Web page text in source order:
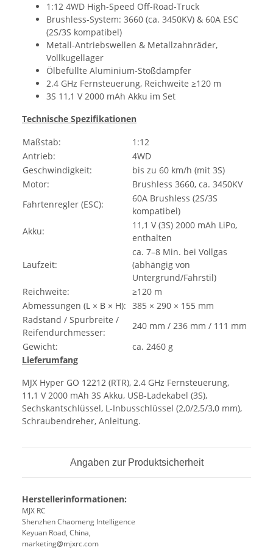
1:12 4WD High-Speed Off-Road-Truck
Brushless-System: 3660 (ca. 3450KV) & 60A ESC
(2S/3S kompatibel)
Metall-Antriebswellen & Metallzahnräder,
Vollkugellager
Ölbefüllte Aluminium-Stoßdämpfer
2.4 GHz Fernsteuerung, Reichweite ≥120 m
3S 11,1 V 2000 mAh Akku im Set
Technische Spezifikationen
Maßstab:
1:12
Antrieb:
4WD
Geschwindigkeit:
bis zu 60 km/h (mit 3S)
Motor:
Brushless 3660, ca. 3450KV
Fahrtenregler (ESC):
60A Brushless (2S/3S
kompatibel)
Akku:
11,1 V (3S) 2000 mAh LiPo,
enthalten
Laufzeit:
ca. 7–8 Min. bei Vollgas
(abhängig von
Untergrund/Fahrstil)
Reichweite:
≥120 m
Abmessungen (L × B × H): 385 × 290 × 155 mm
Radstand / Spurbreite /
Reifendurchmesser:
240 mm / 236 mm / 111 mm
Gewicht:
ca. 2460 g
Lieferumfang
MJX Hyper GO 12212 (RTR), 2.4 GHz Fernsteuerung,
11,1 V 2000 mAh 3S Akku, USB-Ladekabel (3S),
Sechskantschlüssel, L-Inbusschlüssel (2,0/2,5/3,0 mm),
Schraubendreher, Anleitung.
Angaben zur Produktsicherheit
Herstellerinformationen:
MJX RC
Shenzhen Chaomeng Intelligence
Keyuan Road, China,
marketing@mjxrc.com